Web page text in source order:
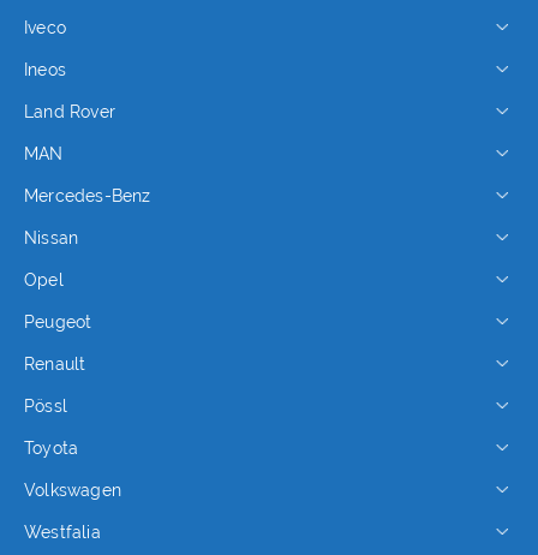
Iveco
Ineos
Land Rover
MAN
Mercedes-Benz
Nissan
Opel
Peugeot
Renault
Pössl
Toyota
Volkswagen
Westfalia